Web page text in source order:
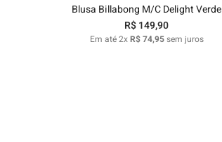
Blusa Billabong M/C Delight Verde
R$149,90
Em até2xR$74,95sem juros